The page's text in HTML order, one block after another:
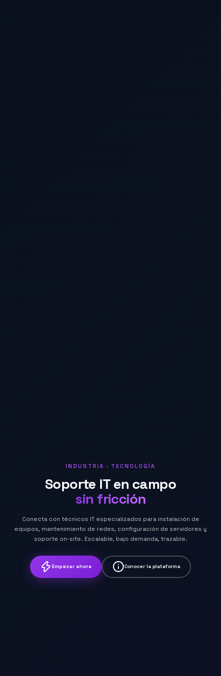
INDUSTRIA · TECNOLOGÍA
Soporte IT en campo
sin fricción
Conecta con técnicos IT especializados para instalación de
equipos, mantenimiento de redes, configuración de servidores y
soporte on-site. Escalable, bajo demanda, trazable.
Empezar ahora Conocer la plataforma